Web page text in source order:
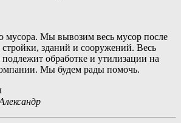
мусора. Мы вывозим весь мусор после
зданий и сооружений. Весь
обработке и утилизации на
Мы будем рады помочь.